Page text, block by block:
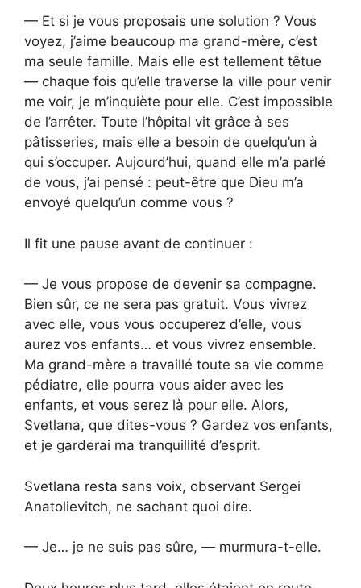
— Et si je vous proposais une solution ? Vous
voyez, j’aime beaucoup ma grand-mère, c’est
ma seule famille. Mais elle est tellement têtue
— chaque fois qu’elle traverse la ville pour venir
me voir, je m’inquiète pour elle. C’est impossible
de l’arrêter. Toute l’hôpital vit grâce à ses
pâtisseries, mais elle a besoin de quelqu’un à
qui s’occuper. Aujourd’hui, quand elle m’a parlé
de vous, j’ai pensé : peut-être que Dieu m’a
envoyé quelqu’un comme vous ?
Il fit une pause avant de continuer :
— Je vous propose de devenir sa compagne.
Bien sûr, ce ne sera pas gratuit. Vous vivrez
avec elle, vous vous occuperez d’elle, vous
aurez vos enfants… et vous vivrez ensemble.
Ma grand-mère a travaillé toute sa vie comme
pédiatre, elle pourra vous aider avec les
enfants, et vous serez là pour elle. Alors,
Svetlana, que dites-vous ? Gardez vos enfants,
et je garderai ma tranquillité d’esprit.
Svetlana resta sans voix, observant Sergei
Anatolievitch, ne sachant quoi dire.
— Je… je ne suis pas sûre, — murmura-t-elle.